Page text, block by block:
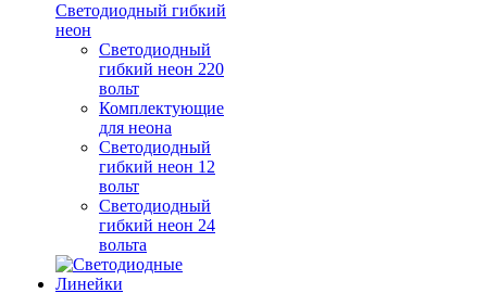
Светодиодный гибкий
неон
Светодиодный
гибкий неон 220
вольт
Комплектующие
для неона
Светодиодный
гибкий неон 12
вольт
Светодиодный
гибкий неон 24
вольта